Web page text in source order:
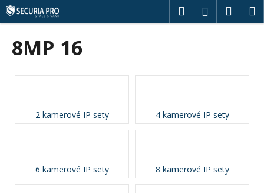
Přejít
na
obsah
HledatPřihlášení
8MP 16
2 kamerové IP sety 4 kamerové IP sety
6 kamerové IP sety 8 kamerové IP sety
K
o
o
t
u